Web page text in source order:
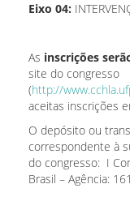
Eixo 04:
As inscrições
site do congresso
(http://
aceitas inscrições
O depósito ou
correspondente à
do congresso: I
Brasil – Agência: